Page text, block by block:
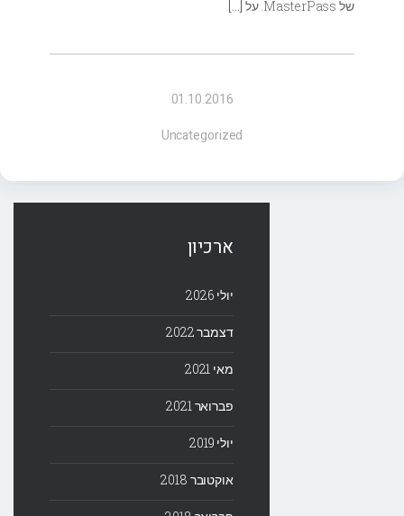
של MasterPass. על
01.10.2016
Uncategorized
ארכיון
יולי 2026
דצמבר 2022
מאי 2021
פברואר 2021
יולי 2019
אוקטובר 2018